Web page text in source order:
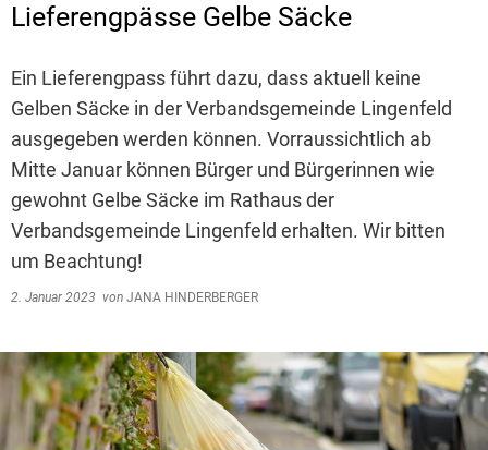
Lieferengpässe Gelbe Säcke
Ein Lieferengpass führt dazu, dass aktuell keine
Gelben Säcke in der Verbandsgemeinde Lingenfeld
ausgegeben werden können. Vorraussichtlich ab
Mitte Januar können Bürger und Bürgerinnen wie
gewohnt Gelbe Säcke im Rathaus der
Verbandsgemeinde Lingenfeld erhalten. Wir bitten
um Beachtung!
2. Januar 2023 von JANA HINDERBERGER